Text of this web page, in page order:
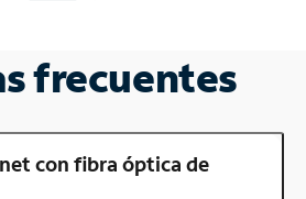
frecuentes
con fibra óptica de